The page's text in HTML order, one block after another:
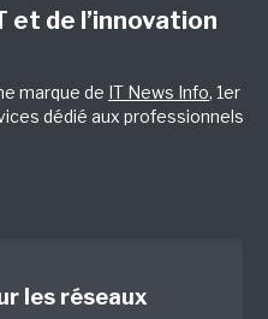
et de l’innovation
marque de IT News Info, 1er
dédié aux professionnels
les réseaux